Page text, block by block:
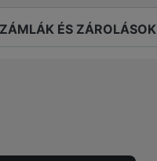
ÉS ZÁROLÁSOK